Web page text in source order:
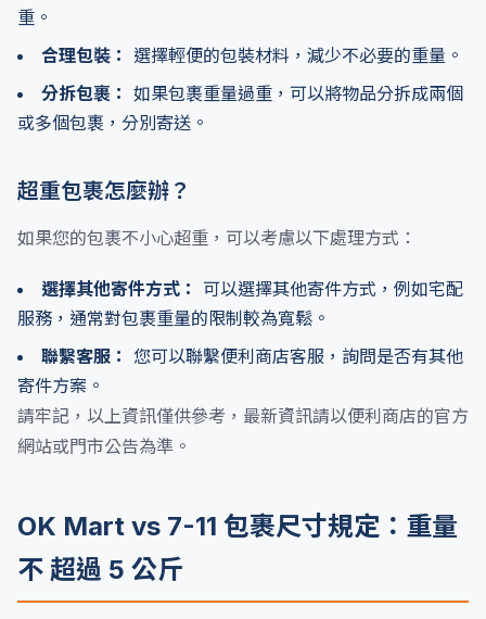
重。
合理包裝：
選擇輕便的包裝材料，減少不必要的重量。
分拆包裹： 如果包裹重量過重，可以將物品分拆成兩個
或多個包裹，分別寄送。
超重包裹怎麼辦？
如果您的包裹不小心超重，可以考慮以下處理方式：
選擇其他寄件方式：
可以選擇其他寄件方式，例如宅配
服務，通常對包裹重量的限制較為寬鬆。
聯繫客服： 您可以聯繫便利商店客服，詢問是否有其他
寄件方案。
請牢記，以上資訊僅供參考，最新資訊請以便利商店的官方
網站或門市公告為準。
OK Mart vs 7-11 包裹尺寸規定：重量
不 超過 5 公斤